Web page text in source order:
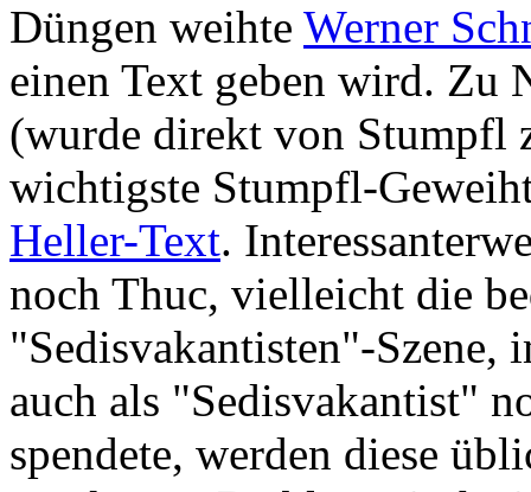
Düngen weihte Werner
einen Text geben wird. Zu
(wurde direkt von Stumpfl
wichtigste Stumpfl-
Heller-Text.
noch Thuc, vielleicht die
"Sedisvakantisten"-Szene,
auch als "Sedisvakantist"
spendete, werden diese